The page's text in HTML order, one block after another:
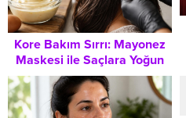
Kore Bakım Sırrı: Mayonez
Maskesi ile Saçlara Yoğun
Beslenme ve Parlaklık Nasıl
Verilir?